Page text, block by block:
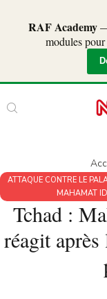
RAF Academy—
modules
ATTAQUE CONTRE LE
MAHAMAT
Tchad :
réagit après